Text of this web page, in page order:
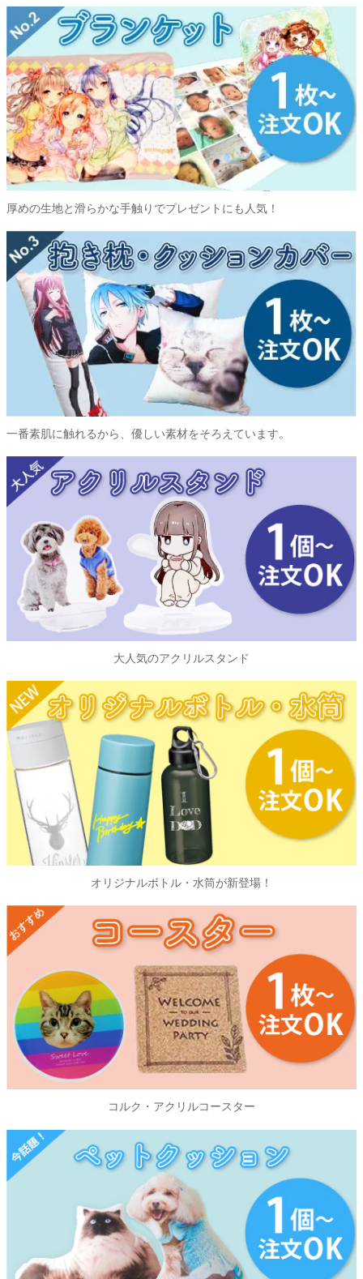
厚めの生地と滑らかな手触りでプレゼントにも人気！
一番素肌に触れるから、優しい素材をそろえています。
大人気のアクリルスタンド
オリジナルボトル・水筒が新登場！
コルク・アクリルコースター